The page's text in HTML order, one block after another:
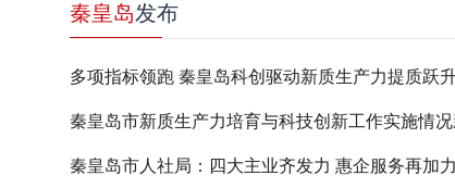
秦皇岛发布
多项指标领跑 秦皇岛科创驱动新质生产力提质跃
秦皇岛市人社局：四大主业齐发力 惠企服务再加